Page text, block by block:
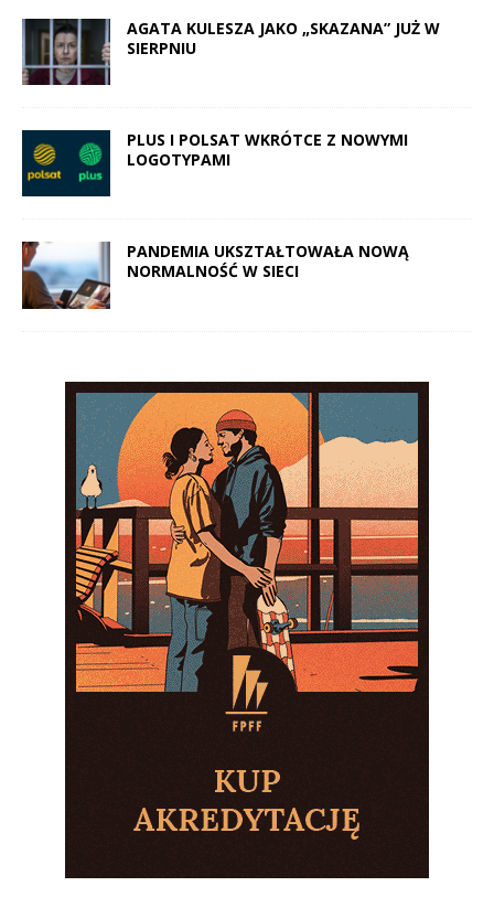
AGATA KULESZA JAKO „SKAZANA” JUŻ W
SIERPNIU
PLUS I POLSAT WKRÓTCE Z NOWYMI
LOGOTYPAMI
PANDEMIA UKSZTAŁTOWAŁA NOWĄ
NORMALNOŚĆ W SIECI